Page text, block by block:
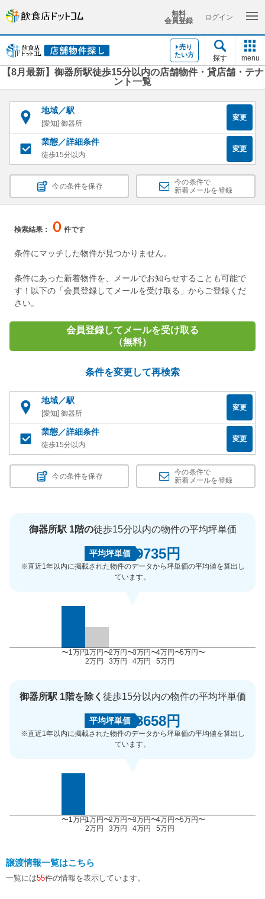
無料
会員登録
ログイン
売り
たい方
探す menu
【8月最新】御器所駅徒歩15分以内の店舗物件・貸店舗・テナ
ント一覧
地域／駅
[愛知] 御器所
変更
業態／詳細条件
徒歩15分以内
変更
今の条件を保存
今の条件で
新着メールを登録
検索結果： ０ 件です
条件にマッチした物件が見つかりません。
条件にあった新着物件を、メールでお知らせすることも可能で
す！以下の「会員登録してメールを受け取る」からご登録くだ
さい。
会員登録してメールを受け取る
（無料）
条件を変更して再検索
地域／駅
[愛知] 御器所
変更
業態／詳細条件
徒歩15分以内
変更
今の条件を保存
今の条件で
新着メールを登録
御器所駅 1階の徒歩15分以内の物件の平均坪単価
平均坪単価 9735円
※直近1年以内に掲載された物件のデータから坪単価の平均値を算出し
ています。
〜1万円1万円〜
2万円
2万円〜
3万円
3万円〜
4万円
4万円〜
5万円
5万円〜
御器所駅 1階を除く 徒歩15分以内の物件の平均坪単価
平均坪単価 8658円
※直近1年以内に掲載された物件のデータから坪単価の平均値を算出し
ています。
〜1万円1万円〜
2万円
2万円〜
3万円
3万円〜
4万円
4万円〜
5万円
5万円〜
譲渡情報一覧はこちら
一覧には55件の情報を表示しています。